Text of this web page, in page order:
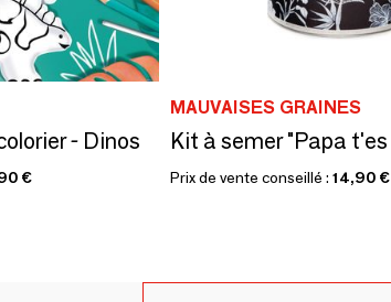
- Dinos
€
MAUVAISES GRAINES
Prix de vente conseillé : 14,90 €